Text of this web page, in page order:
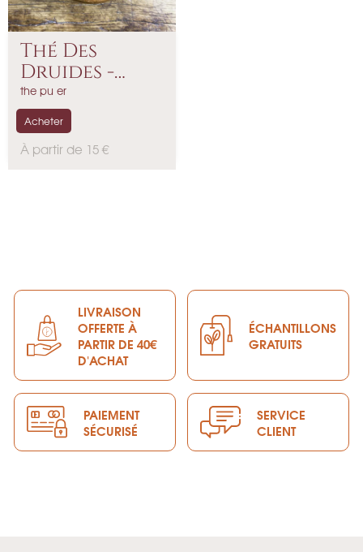
Thé Des
Druides -
Detox 2.0
the pu er
P
À partir de 15 €
Acheter
LIVRAISON
OFFERTE À
PARTIR DE 40€
D'ACHAT
ÉCHANTILLONS
GRATUITS
PAIEMENT
SÉCURISÉ
SERVICE
CLIENT